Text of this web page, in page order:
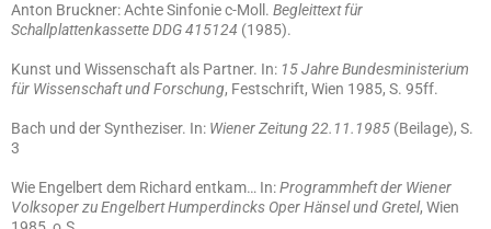
Anton Bruckner: Achte Sinfonie c-Moll. Begleittext für
Schallplattenkassette DDG 415124 (1985).
Kunst und Wissenschaft als Partner. In: 15 Jahre Bundesministerium
für Wissenschaft und Forschung, Festschrift, Wien 1985, S. 95ff.
Bach und der Syntheziser. In: Wiener Zeitung 22.11.1985 (Beilage), S.
3
Wie Engelbert dem Richard entkam… In:Programmheft der Wiener
Volksoper zu Engelbert Humperdincks Oper Hänsel und Gretel, Wien